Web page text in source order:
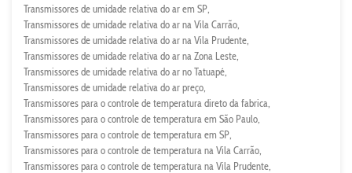
Transmissores de umidade relativa do ar em SP
Transmissores de umidade relativa do ar na Vila Carrão
Transmissores de umidade relativa do ar na Vila Prudente
Transmissores de umidade relativa do ar na Zona Leste
Transmissores de umidade relativa do ar no Tatuapé
Transmissores de umidade relativa do ar preço
Transmissores para o controle de temperatura direto da fabrica
Transmissores para o controle de temperatura em São Paulo
Transmissores para o controle de temperatura em SP
Transmissores para o controle de temperatura na Vila Carrão
Transmissores para o controle de temperatura na Vila Prudente